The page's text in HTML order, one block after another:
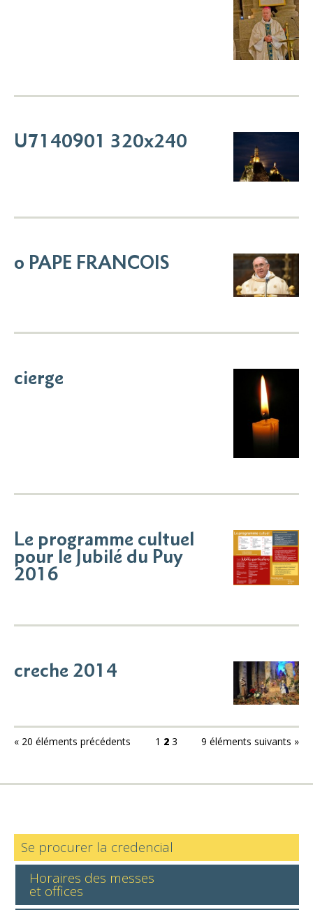
U7140901 320x240
o PAPE FRANCOIS
cierge
Le programme cultuel
pour le Jubilé du Puy
2016
creche 2014
« 20 éléments précédents 9 éléments suivants »
1 2 3
Se procurer la credencial
Horaires des messes
et offices